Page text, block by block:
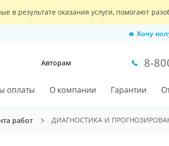
в результате оказания услуги, помогают
🔥 Хочу
Авторам 8-
оплаты О компании Гарантии
работ ДИАГНОСТИКА И